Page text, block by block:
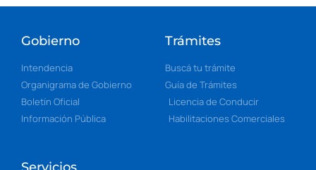
Gobierno
Intendencia
Organigrama de Gobierno
Boletín Oficial
Información Pública
Trámites
Buscá tu trámite
Guía de Trámites
Licencia de Conducir
Habilitaciones Comerciales